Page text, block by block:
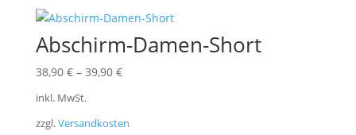
Abschirm-Damen-Short
38,90 €– 39,90 €
inkl. MwSt.
zzgl.Versandkosten